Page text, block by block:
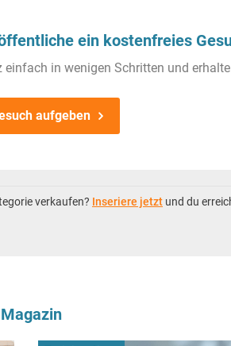
ein kostenfreies
einfach in wenigen Schritten und
aufgeben
verkaufen? Inseriere jetzt und du